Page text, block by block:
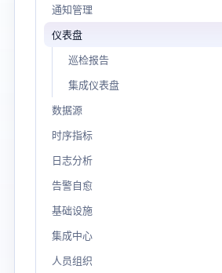
通知管理
仪表盘
巡检报告
集成仪表盘
数据源
时序指标
日志分析
告警自愈
基础设施
集成中心
人员组织